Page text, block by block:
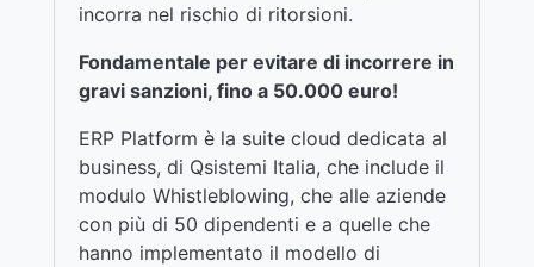
incorra nel rischio di ritorsioni.
Fondamentale per evitare di incorrere in
gravi sanzioni, fino a 50.000 euro!
ERP Platform è la suite cloud dedicata al
business, di Qsistemi Italia, che include il
modulo Whistleblowing, che alle aziende
con più di 50 dipendenti e a quelle che
hanno implementato il modello di